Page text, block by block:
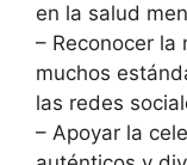
en la salud
– Reconocer la
muchos
las redes
– Apoyar la